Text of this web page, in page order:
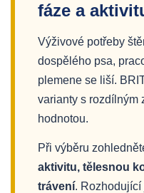
fáze a
Výživové potřeby
dospělého psa,
plemene se liší.
varianty s rozdílným
hodnotou.
Při výběru
aktivitu, tělesnou
trávení.